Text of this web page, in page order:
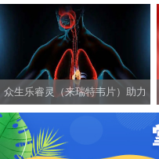
一起养生养颜两不误
众生乐睿灵（来瑞特韦片）助力
科学应对新冠等呼吸道疾病